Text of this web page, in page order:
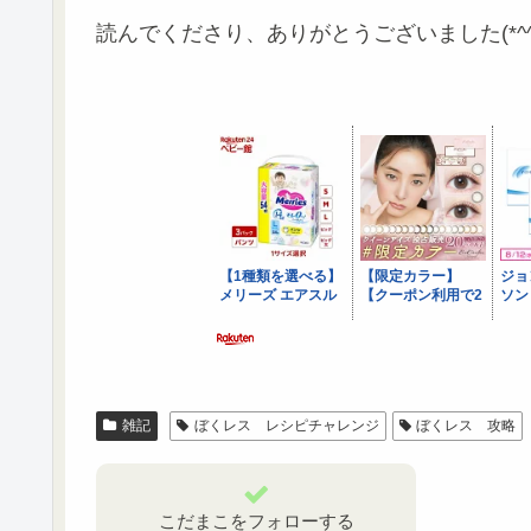
読んでくださり、ありがとうございました
雑記 ぼくレス レシピチャレンジ ぼくレス 攻略
こだまこをフォローする